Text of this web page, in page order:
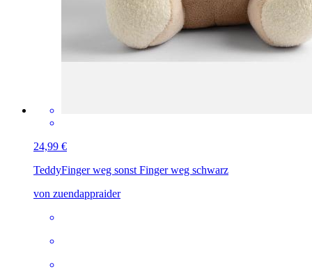
24,99 €
TeddyFinger weg sonst Finger weg schwarz
von zuendappraider